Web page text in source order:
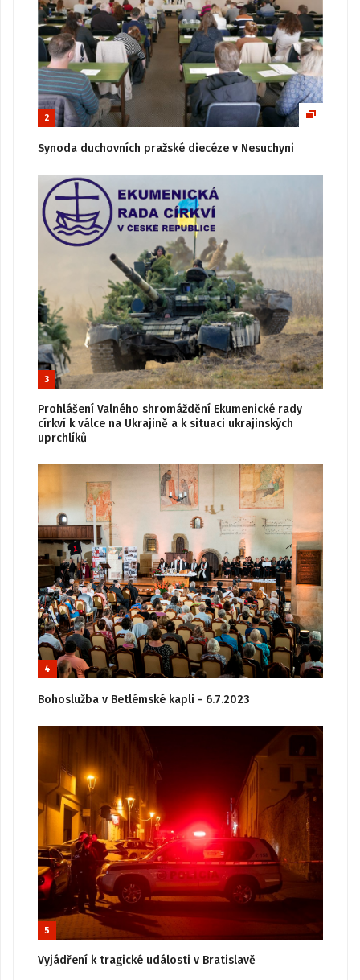
2
Synoda duchovních pražské diecéze v Nesuchyni
3
Prohlášení Valného shromáždění Ekumenické rady
církví k válce na Ukrajině a k situaci ukrajinských
uprchlíků
4
Bohoslužba v Betlémské kapli - 6.7.2023
5
Vyjádření k tragické události v Bratislavě